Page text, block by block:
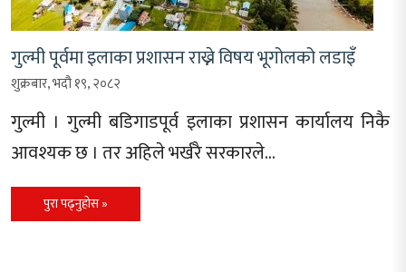
गुल्मी पूर्वमा इलाका प्रशासन राख्ने विषय भूगोलको लडाइँ
शुक्रबार, भदौ १९, २०८२
गुल्मी । गुल्मी बडिगाडपूर्व इलाका प्रशासन कार्यालय निकै
आवश्यक छ । तर अहिले भर्खरै सरकारले…
पुरा पढ्नुहोस »